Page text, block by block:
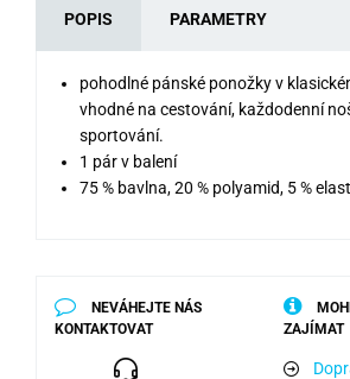
POPIS PARAMETRY
pohodlné pánské ponožky v
vhodné na cestování, každodenní
sportování.
1 pár v balení
75 % bavlna, 20 % polyamid, 5 %
NEVÁHEJTE NÁS
KONTAKTOVAT
ZAJÍMAT